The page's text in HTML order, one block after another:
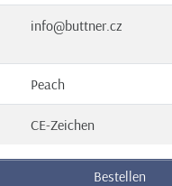
info@buttner.cz
Peach
CE-Zeichen
Bestellen